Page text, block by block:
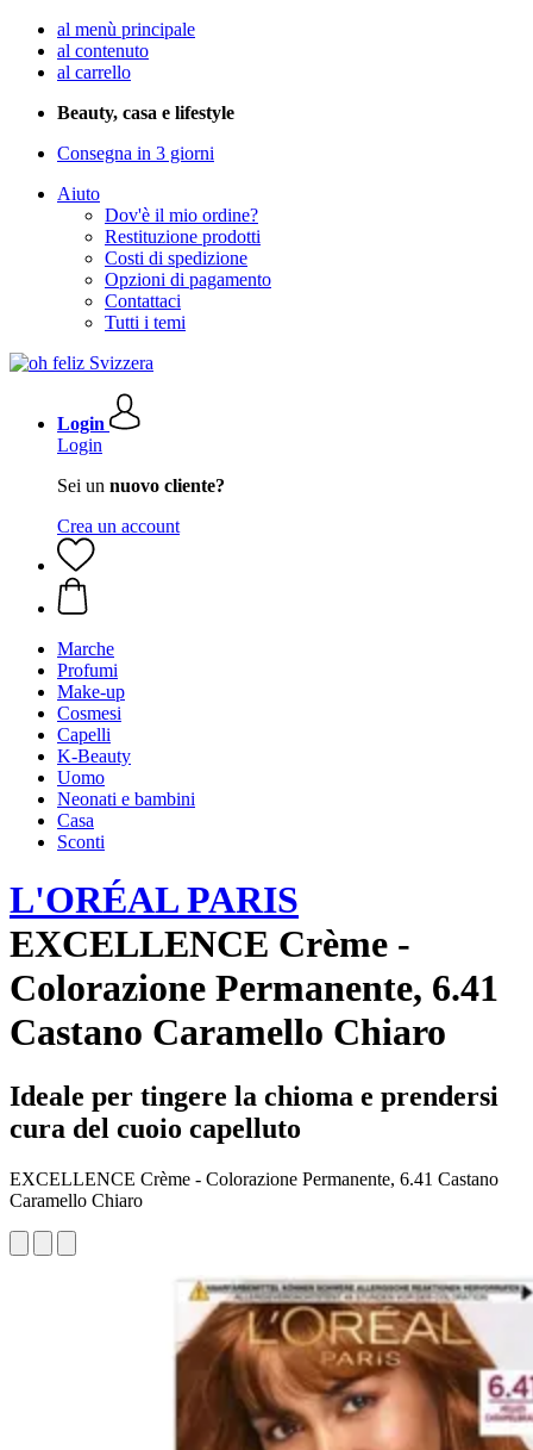
al menù principale
al contenuto
al carrello
Beauty, casa e lifestyle
Consegna in 3 giorni
Aiuto
Dov'è il mio ordine?
Restituzione prodotti
Costi di spedizione
Opzioni di pagamento
Contattaci
Tutti i temi
Login
Login
Sei un nuovo cliente?
Crea un account
Marche
Profumi
Make-up
Cosmesi
Capelli
K-Beauty
Uomo
Neonati e bambini
Casa
Sconti
L'ORÉAL PARIS
EXCELLENCE Crème -
Colorazione Permanente, 6.41
Castano Caramello Chiaro
Ideale per tingere la chioma e prendersi
cura del cuoio capelluto
EXCELLENCE Crème - Colorazione Permanente, 6.41 Castano
Caramello Chiaro